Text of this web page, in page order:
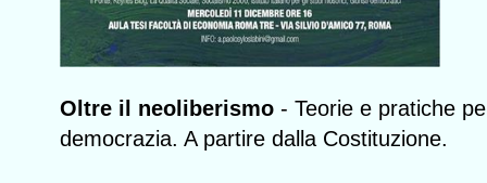
Oltre il neoliberismo - Teorie e pratiche
democrazia. A partire dalla Costituzione.